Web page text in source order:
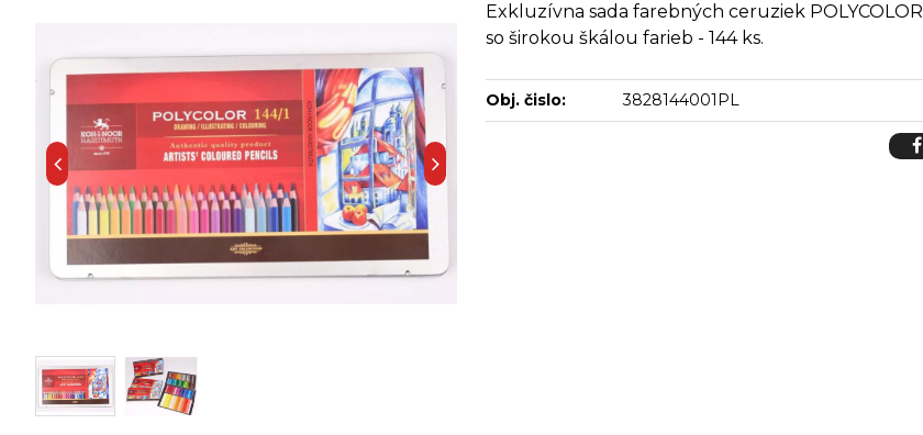
Exkluzívna sada farebných ceruziek POLYCOLOR
so širokou škálou farieb - 144 ks.
Obj. čislo: 3828144001PL